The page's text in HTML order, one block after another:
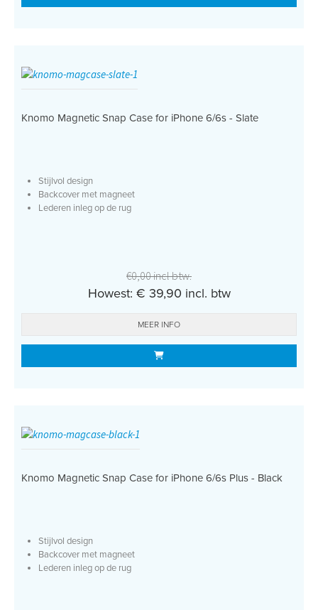
Knomo Magnetic Snap Case for iPhone 6/6s - Slate
Stijlvol design
Backcover met magneet
Lederen inleg op de rug
€0,00 incl btw.
Howest: € 39,90 incl. btw
MEER INFO
Knomo Magnetic Snap Case for iPhone 6/6s Plus - Black
Stijlvol design
Backcover met magneet
Lederen inleg op de rug